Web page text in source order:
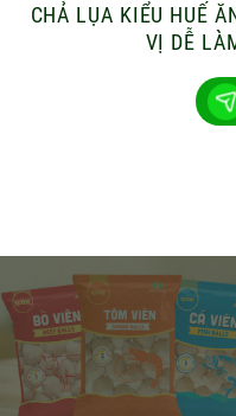
CHẢ LỤA KIỂU HUẾ
VỊ DỄ
CAM